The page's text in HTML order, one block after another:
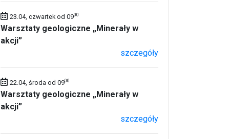
23.04, czwartek od 0900
Warsztaty geologiczne „Minerały w
akcji”
szczegóły
22.04, środa od 0900
Warsztaty geologiczne „Minerały w
akcji”
szczegóły